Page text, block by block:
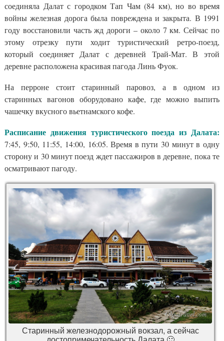
соединяла Далат с городком Тап Чам (84 км), но во время
войны железная дорога была повреждена и закрыта. В 1991
году восстановили часть жд дороги – около 7 км. Сейчас по
этому отрезку пути ходит туристический ретро-поезд,
который соединяет Далат с деревней Трай-Мат. В этой
деревне расположена красивая пагода Линь Фуок.
На перроне стоит старинный паровоз, а в одном из
старинных вагонов оборудовано кафе, где можно выпить
чашечку вкусного вьетнамского кофе.
Расписание движения туристического поезда из Далата:
7:45, 9:50, 11:55, 14:00, 16:05. Время в пути 30 минут в одну
сторону и 30 минут поезд ждет пассажиров в деревне, пока те
осматривают пагоду.
Старинный железнодорожный вокзал, а сейчас